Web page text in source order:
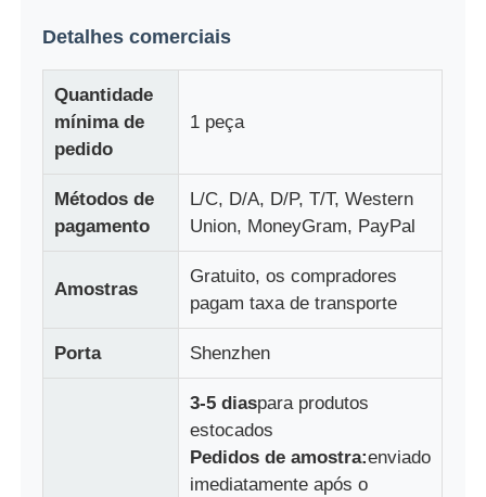
Detalhes comerciais
Quantidade
mínima de
pedido
1 peça
Métodos de
pagamento
L/C, D/A, D/P, T/T, Western
Union, MoneyGram, PayPal
Amostras
Gratuito, os compradores
pagam taxa de transporte
Porta Shenzhen
3-5 diaspara produtos
estocados
Pedidos de amostra:enviado
imediatamente após o